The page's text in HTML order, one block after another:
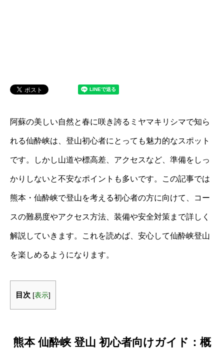
阿蘇の美しい自然と春に咲き誇るミヤマキリシマで知ら
れる仙酔峡は、登山初心者にとっても魅力的なスポット
です。しかし山道や標高差、アクセスなど、準備をしっ
かりしないと不安なポイントも多いです。この記事では
熊本・仙酔峡で登山を考える初心者の方に向けて、コー
スの難易度やアクセス方法、装備や安全対策まで詳しく
解説していきます。これを読めば、安心して仙酔峡登山
を楽しめるようになります。
目次 [表示]
熊本 仙酔峡 登山 初心者向けガイド：概